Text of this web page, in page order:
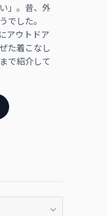
」。昔、外
でした。
アウトドア
た着こなし
で紹介して